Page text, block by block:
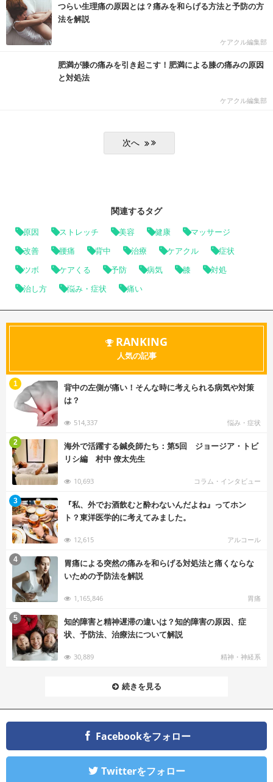
つらい生理痛の原因とは？痛みを和らげる方法と予防の方
法を解説
ケアクル編集部
肥満が膝の痛みを引き起こす！肥満による膝の痛みの原因
と対処法
ケアクル編集部
関連するタグ
原因 ストレッチ 美容 健康 マッサージ
改善 腰痛 背中 治療 ケアクル 症状
ツボ ケアくる 予防 病気 膝 対処
治し方 悩み・症状 痛い
RANKING
人気の記事
背中の左側が痛い！そんな時に考えられる病気や対策
は？
514,337 悩み・症状
1
海外で活躍する鍼灸師たち：第5回 ジョージア・トビ
リシ編 村中 僚太先生
10,693 コラム・インタビュー
2
『私、外でお酒飲むと酔わないんだよね』ってホン
ト？東洋医学的に考えてみました。
12,615 アルコール
3
胃痛による突然の痛みを和らげる対処法と痛くならな
いための予防法を解説
1,165,846 胃痛
4
知的障害と精神遅滞の違いは？知的障害の原因、症
状、予防法、治療法について解説
30,889 精神・神経系
5
続きを見る
Facebookをフォロー
Twitterをフォロー